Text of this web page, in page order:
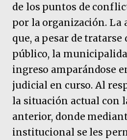
de los puntos de
por la organización. La
que, a pesar de tratarse
público, la
ingreso amparándose
judicial en curso. Al
la situación actual con
anterior, donde
institucional se les